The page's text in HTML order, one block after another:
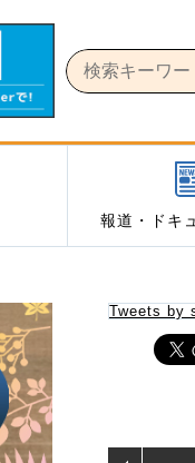
報道・ドキ
Tweets by